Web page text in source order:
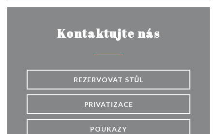
Kontaktujte nás
REZERVOVAT STŮL
PRIVATIZACE
POUKAZY